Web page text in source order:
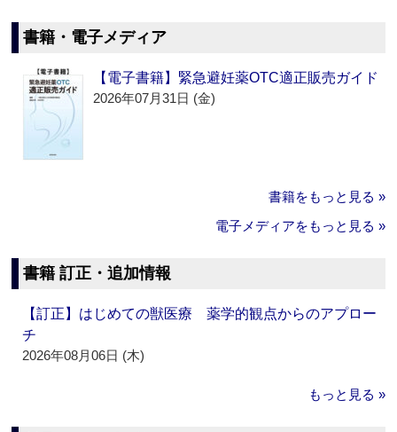
書籍・電子メディア
【電子書籍】緊急避妊薬OTC適正販売ガイド
2026年07月31日 (金)
書籍をもっと見る »
電子メディアをもっと見る »
書籍 訂正・追加情報
【訂正】はじめての獣医療 薬学的観点からのアプロー
チ
2026年08月06日 (木)
もっと見る »